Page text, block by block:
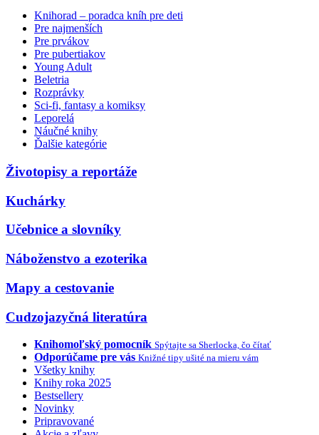
Knihorad – poradca kníh pre deti
Pre najmenších
Pre prvákov
Pre pubertiakov
Young Adult
Beletria
Rozprávky
Sci-fi, fantasy a komiksy
Leporelá
Náučné knihy
Ďalšie kategórie
Životopisy a reportáže
Kuchárky
Učebnice a slovníky
Náboženstvo a ezoterika
Mapy a cestovanie
Cudzojazyčná literatúra
Knihomoľský pomocník Spýtajte sa Sherlocka, čo čítať
Odporúčame pre vás Knižné tipy ušité na mieru vám
Všetky knihy
Knihy roka 2025
Bestsellery
Novinky
Pripravované